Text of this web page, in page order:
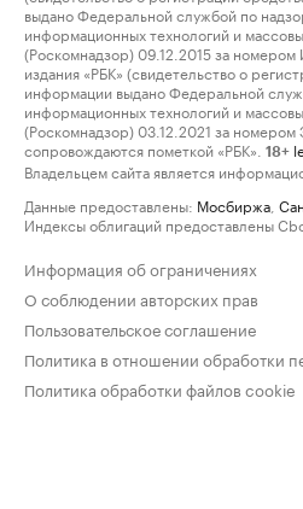
выдано Федеральной службой по
информационных технологий и
(Роскомнадзор) 09.12.2015 за
издания «РБК» (свидетельство о
информации выдано Федеральной
информационных технологий и
(Роскомнадзор) 03.12.2021 за
сопровождаются пометкой «РБК».
18+
Владельцем сайта является
Данные предоставлены: Мосбиржа
Индексы облигаций предоставлены
Информация об ограничениях
О соблюдении авторских прав
Пользовательское соглашение
Политика в отношении обработки
Политика обработки файлов cookie